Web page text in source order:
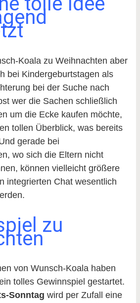
Koala zu Weihnachten aber
bei Kindergeburtstagen als
bei der Suche nach
wer die Sachen schließlich
um die Ecke kaufen möchte,
tollen Überblick, was bereits
gerade bei
wo sich die Eltern nicht
können vielleicht größere
integrierten Chat wesentlich
zu
von Wunsch-Koala haben
tolles Gewinnspiel gestartet.
Sonntag wird per Zufall eine